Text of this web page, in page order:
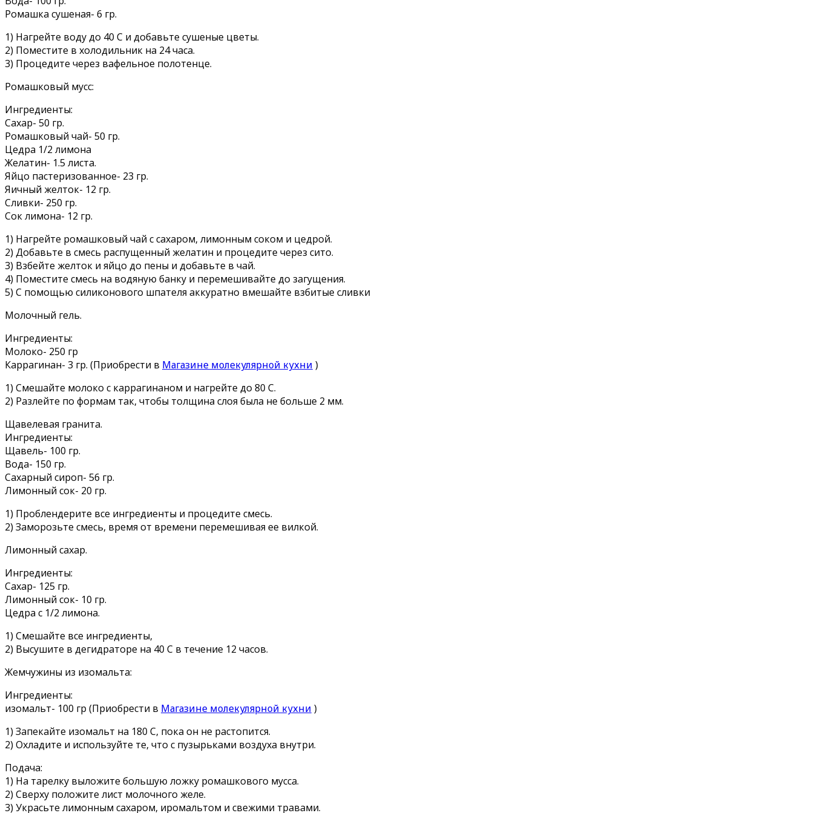
Ромашка сушеная- 6 гр.
1) Нагрейте воду до 40 С и добавьте сушеные цветы.
2) Поместите в холодильник на 24 часа.
3) Процедите через вафельное полотенце.
Ромашковый мусс:
Ингредиенты:
Сахар- 50 гр.
Ромашковый чай- 50 гр.
Цедра 1/2 лимона
Желатин- 1.5 листа.
Яйцо пастеризованное- 23 гр.
Яичный желток- 12 гр.
Сливки- 250 гр.
Сок лимона- 12 гр.
1) Нагрейте ромашковый чай с сахаром, лимонным соком и цедрой.
2) Добавьте в смесь распущенный желатин и процедите через сито.
3) Взбейте желток и яйцо до пены и добавьте в чай.
4) Поместите смесь на водяную банку и перемешивайте до загущения.
5) С помощью силиконового шпателя аккуратно вмешайте взбитые сливки
Молочный гель.
Ингредиенты:
Молоко- 250 гр
Каррагинан- 3 гр. (Приобрести в Магазине молекулярной кухни )
1) Смешайте молоко с каррагинаном и нагрейте до 80 С.
2) Разлейте по формам так, чтобы толщина слоя была не больше 2 мм.
Щавелевая гранита.
Ингредиенты:
Щавель- 100 гр.
Вода- 150 гр.
Сахарный сироп- 56 гр.
Лимонный сок- 20 гр.
1) Проблендерите все ингредиенты и процедите смесь.
2) Заморозьте смесь, время от времени перемешивая ее вилкой.
Лимонный сахар.
Ингредиенты:
Сахар- 125 гр.
Лимонный сок- 10 гр.
Цедра с 1/2 лимона.
1) Смешайте все ингредиенты,
2) Высушите в дегидраторе на 40 С в течение 12 часов.
Жемчужины из изомальта:
Ингредиенты:
изомальт- 100 гр (Приобрести в Магазине молекулярной кухни )
1) Запекайте изомальт на 180 С, пока он не растопится.
2) Охладите и используйте те, что с пузырьками воздуха внутри.
Подача:
1) На тарелку выложите большую ложку ромашкового мусса.
2) Сверху положите лист молочного желе.
3) Украсьте лимонным сахаром, иpомальтом и свежими травами.